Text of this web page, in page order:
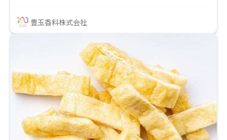
様々な用途でご使用頂けます。 水分との相性が良くな
い製品に対して、果汁入りを謳う事ができます。
豊玉香料株式会社